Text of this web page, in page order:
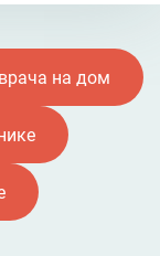
на дом